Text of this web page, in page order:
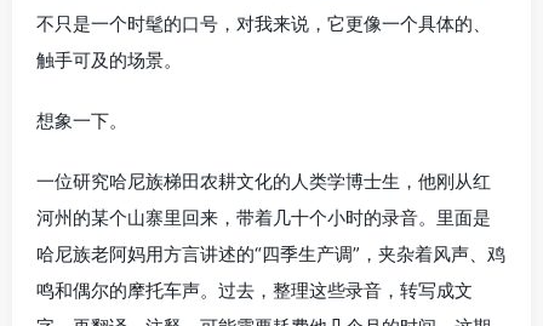
不只是一个时髦的口号，对我来说，它更像一个具体的、
触手可及的场景。
想象一下。
一位研究哈尼族梯田农耕文化的人类学博士生，他刚从红
河州的某个山寨里回来，带着几十个小时的录音。里面是
哈尼族老阿妈用方言讲述的“四季生产调”，夹杂着风声、鸡
鸣和偶尔的摩托车声。过去，整理这些录音，转写成文